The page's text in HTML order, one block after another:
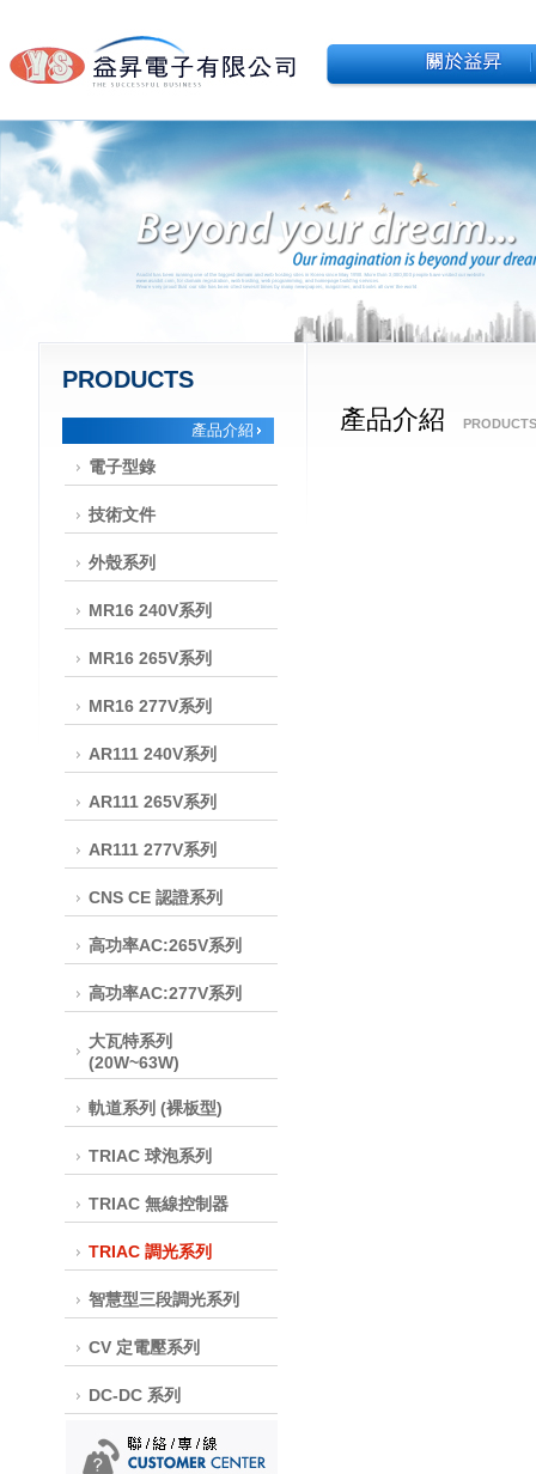
PRODUCTS
產品介紹
電子型錄
技術文件
外殼系列
MR16 240V系列
MR16 265V系列
MR16 277V系列
AR111 240V系列
AR111 265V系列
AR111 277V系列
CNS CE 認證系列
高功率AC:265V系列
高功率AC:277V系列
大瓦特系列
(20W~63W)
軌道系列 (裸板型)
TRIAC 球泡系列
TRIAC 無線控制器
TRIAC 調光系列
智慧型三段調光系列
CV 定電壓系列
DC-DC 系列
產品介紹 PRODUCTS